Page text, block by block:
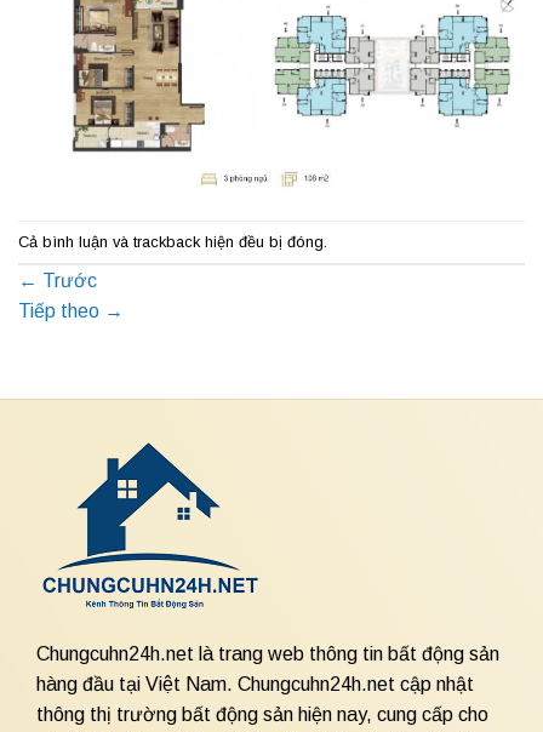
Cả bình luận và trackback hiện đều bị đóng.
← Trước
Tiếp theo →
Chungcuhn24h.net là trang web thông tin bất động sản
hàng đầu tại Việt Nam. Chungcuhn24h.net cập nhật
thông thị trường bất động sản hiện nay, cung cấp cho